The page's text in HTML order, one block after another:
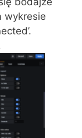
wykresie